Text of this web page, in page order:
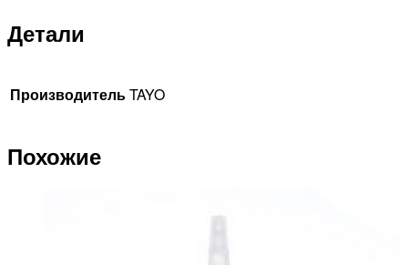
Детали
ПроизводительTAYO
Похожие